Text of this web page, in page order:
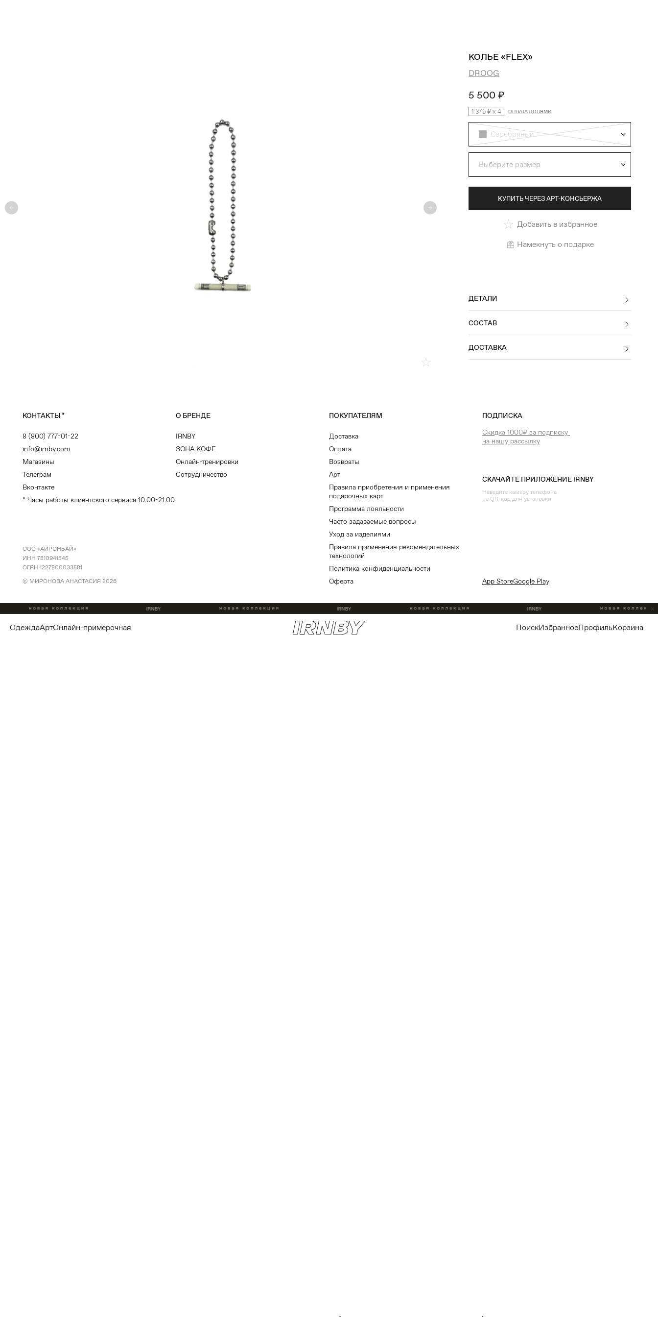
КОЛЬЕ «FLEX»
DROOG
5 500 ₽
1 375 ₽x 4 ОПЛАТА ДОЛЯМИ
Серебряный
Выберите размер
КУПИТЬ ЧЕРЕЗ АРТ-КОНСЬЕРЖА
Добавить в избранное
Намекнуть о подарке
ДЕТАЛИ
СОСТАВ
ДОСТАВКА
КОНТАКТЫ*
8 (800) 777-01-22
info@irnby.com
Магазины
Телеграм
Вконтакте
* Часы работы клиентского сервиса 10:00-21:00
О БРЕНДЕ
IRNBY
ЗОНА КОФЕ
Онлайн-тренировки
Сотрудничество
ПОКУПАТЕЛЯМ
Доставка
Оплата
Возвраты
Арт
Правила приобретения и применения
подарочных карт
Программа лояльности
Часто задаваемые вопросы
Уход за изделиями
Правила применения рекомендательных
технологий
Политика конфиденциальности
Оферта
ПОДПИСКА
Скидка 1000₽ за подписку
на нашу рассылку
СКАЧАЙТЕ ПРИЛОЖЕНИЕ IRNBY
Наведите камеру телефона
на QR-код для установки
App StoreGoogle Play
ООО «АЙРОНБАЙ»
ИНН 7810941545
ОГРН 1227800033581
© МИРОНОВА АНАСТАСИЯ 2026
одежда арт онлайн-примерочная поиск избранное профиль корзина